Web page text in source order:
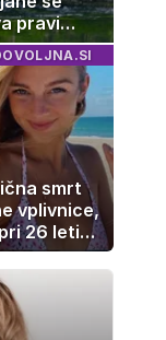
pravi
čudež:
ki bo
otroke
smrt
vplivnice,
26 letih
boj z